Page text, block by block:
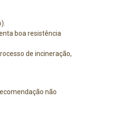
boa resistência
de incineração,
não